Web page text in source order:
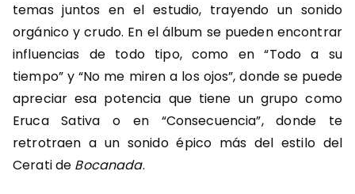
temas juntos en el estudio, trayendo un sonido
orgánico y crudo. En el álbum se pueden encontrar
influencias de todo tipo, como en “Todo a su
tiempo” y “No me miren a los ojos”, donde se puede
apreciar esa potencia que tiene un grupo como
Eruca Sativa o en “Consecuencia”, donde te
retrotraen a un sonido épico más del estilo del
Cerati de Bocanada.